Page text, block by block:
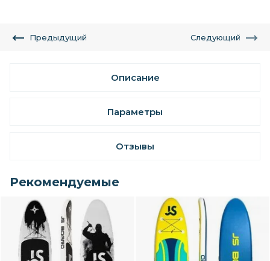
Предыдущий Следующий
Описание
Параметры
Отзывы
Рекомендуемые